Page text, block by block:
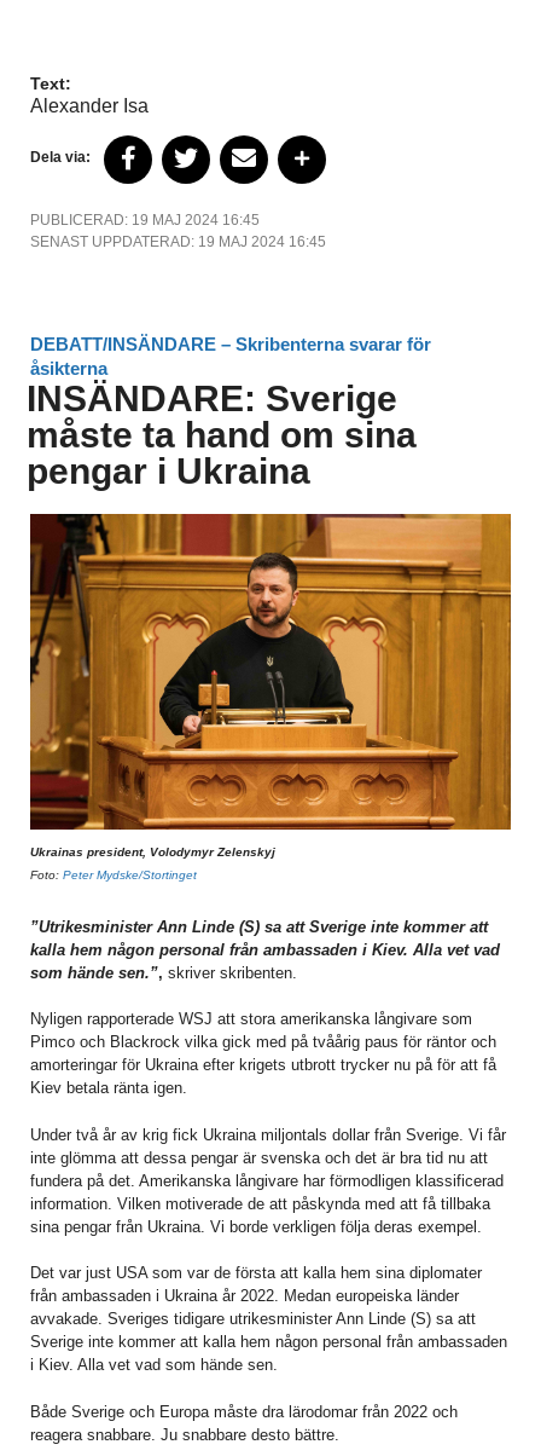
Text:
Alexander Isa
Dela via:
PUBLICERAD: 19 MAJ 2024 16:45
SENAST UPPDATERAD: 19 MAJ 2024 16:45
DEBATT/INSÄNDARE – Skribenterna svarar för
åsikterna
INSÄNDARE: Sverige
måste ta hand om sina
pengar i Ukraina
Ukrainas president, Volodymyr Zelenskyj
Foto: Peter Mydske/Stortinget
”Utrikesminister Ann Linde (S) sa att Sverige inte kommer att
kalla hem någon personal från ambassaden i Kiev. Alla vet vad
som hände sen.”, skriver skribenten.
Nyligen rapporterade WSJ att stora amerikanska långivare som
Pimco och Blackrock vilka gick med på tvåårig paus för räntor och
amorteringar för Ukraina efter krigets utbrott trycker nu på för att få
Kiev betala ränta igen.
Under två år av krig fick Ukraina miljontals dollar från Sverige. Vi får
inte glömma att dessa pengar är svenska och det är bra tid nu att
fundera på det. Amerikanska långivare har förmodligen klassificerad
information. Vilken motiverade de att påskynda med att få tillbaka
sina pengar från Ukraina. Vi borde verkligen följa deras exempel.
Det var just USA som var de första att kalla hem sina diplomater
från ambassaden i Ukraina år 2022. Medan europeiska länder
avvakade. Sveriges tidigare utrikesminister Ann Linde (S) sa att
Sverige inte kommer att kalla hem någon personal från ambassaden
i Kiev. Alla vet vad som hände sen.
Både Sverige och Europa måste dra lärodomar från 2022 och
reagera snabbare. Ju snabbare desto bättre.